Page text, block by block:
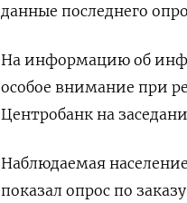
данные последнего
На информацию об
особое внимание при
Центробанк на
Наблюдаемая
показал опрос по